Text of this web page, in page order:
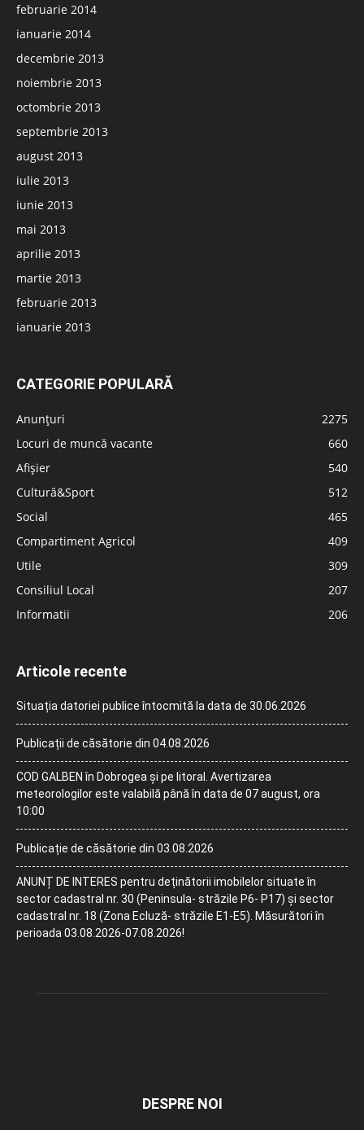
februarie 2014
ianuarie 2014
decembrie 2013
noiembrie 2013
octombrie 2013
septembrie 2013
august 2013
iulie 2013
iunie 2013
mai 2013
aprilie 2013
martie 2013
februarie 2013
ianuarie 2013
CATEGORIE POPULARĂ
Anunțuri
2275
Locuri de muncă vacante
660
Afișier
540
Cultură&Sport
512
Social
465
Compartiment Agricol
409
Utile
309
Consiliul Local
207
Informatii
206
Articole recente
Situația datoriei publice întocmită la data de 30.06.2026
Publicații de căsătorie din 04.08.2026
COD GALBEN în Dobrogea și pe litoral. Avertizarea
meteorologilor este valabilă până în data de 07 august, ora
10:00
Publicație de căsătorie din 03.08.2026
ANUNȚ DE INTERES pentru deținătorii imobilelor situate în
sector cadastral nr. 30 (Peninsula- străzile P6- P17) și sector
cadastral nr. 18 (Zona Ecluză- străzile E1-E5). Măsurători în
perioada 03.08.2026-07.08.2026!
DESPRE NOI